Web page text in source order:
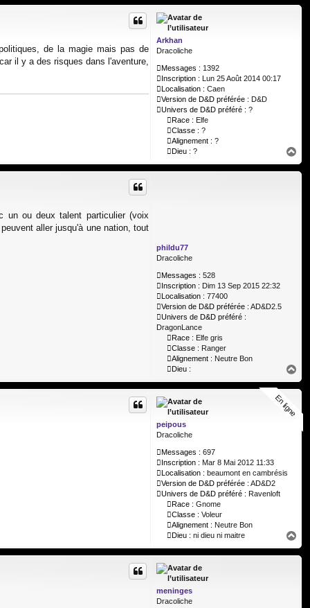
u
Arkhan
Dracoliche
Messages : 1392
Inscription : Lun 25 Août 2014 00:17
Localisation : Caen
Version de D&D préférée : D&D
Univers de D&D préféré : ?
Race : Elfe
Classe : ?
Alignement : ?
Dieu : ?
de la magie mais pas de
il y a des risques dans l'aventure,
a
u
phildu77
Dracoliche
Messages : 528
Inscription : Dim 13 Sep 2015 22:32
Localisation : 77400
Version de D&D préférée : AD&D2.5
Univers de D&D préféré :
DragonLance
Race : Elfe gris
Classe : Ranger
Alignement : Neutre Bon
Dieu :
un ou deux talent particulier (voix
aller jusqu'à une nation, tout
a
u
peipous
Dracoliche
Messages : 697
Inscription : Mar 8 Mai 2012 11:33
Localisation : beaumont en cambrésis
Version de D&D préférée : AD&D2
Univers de D&D préféré : Ravenloft
Race : Gnome
Classe : Voleur
Alignement : Neutre Bon
Dieu : ni dieu ni maitre
a
u
En ligne
En ligne
meninges
Dracoliche